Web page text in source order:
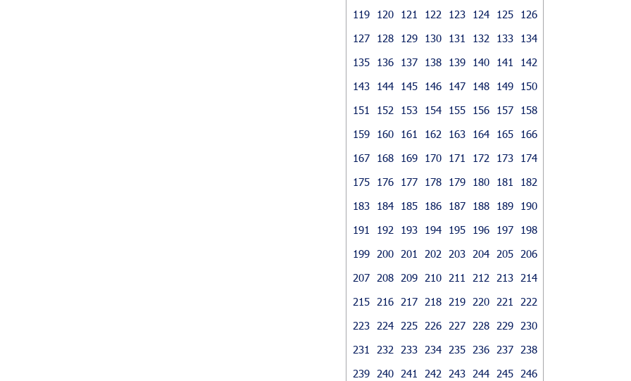
119
120 121 122 123 124 125
126
127
128 129 130 131 132 133
134
135
136 137 138 139 140 141
142
143
144 145 146 147 148 149
150
151
152 153 154 155 156 157
158
159
160 161 162 163 164 165
166
167
168 169 170 171 172 173
174
175
176 177 178 179 180 181
182
183
184 185 186 187 188 189
190
191
192 193 194 195 196 197
198
199
200 201 202 203 204 205
206
207
208 209 210 211 212 213
214
215
216 217 218 219 220 221
222
223
224 225 226 227 228 229
230
231
232 233 234 235 236 237
238
239
240 241 242 243 244 245 246